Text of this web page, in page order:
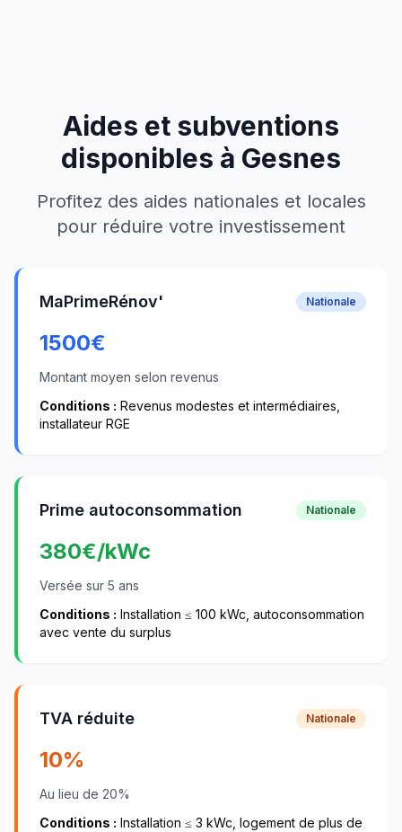
Aides et subventions
disponibles à Gesnes
Profitez des aides nationales et locales
pour réduire votre investissement
MaPrimeRénov' Nationale
1500€
Montant moyen selon revenus
Conditions : Revenus modestes et intermédiaires,
installateur RGE
Prime autoconsommation Nationale
380€/kWc
Versée sur 5 ans
Conditions : Installation ≤ 100 kWc, autoconsommation
avec vente du surplus
TVA réduite Nationale
10%
Au lieu de 20%
Conditions : Installation ≤ 3 kWc, logement de plus de